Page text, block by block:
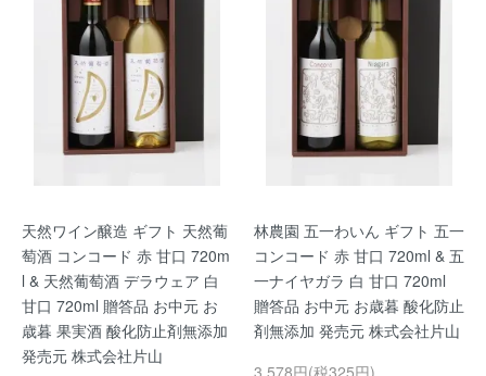
天然ワイン醸造 ギフト 天然葡
萄酒 コンコード 赤 甘口 720m
l & 天然葡萄酒 デラウェア 白
甘口 720ml 贈答品 お中元 お
歳暮 果実酒 酸化防止剤無添加
発売元 株式会社片山
林農園 五一わいん ギフト 五一
コンコード 赤 甘口 720ml & 五
一ナイヤガラ 白 甘口 720ml
贈答品 お中元 お歳暮 酸化防止
剤無添加 発売元 株式会社片山